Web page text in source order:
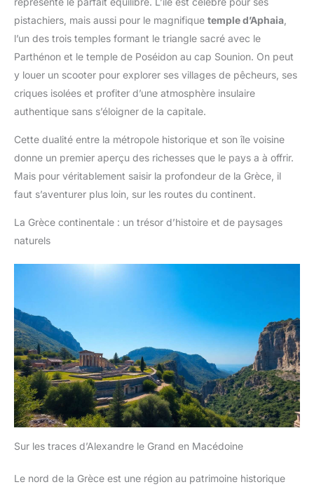
pistachiers, mais aussi pour le magnifique temple d’Aphaia
l’un des trois temples formant le triangle sacré avec le
Parthénon et le temple de Poséidon au cap Sounion. On peut
y louer un scooter pour explorer ses villages de pêcheurs, ses
criques isolées et profiter d’une atmosphère insulaire
authentique sans s’éloigner de la capitale.
Cette dualité entre la métropole historique et son île voisine
donne un premier aperçu des richesses que le pays a à offrir.
Mais pour véritablement saisir la profondeur de la Grèce, il
faut s’aventurer plus loin, sur les routes du continent.
La Grèce continentale : un trésor d’histoire et de paysages
naturels
Sur les traces d’Alexandre le Grand en Macédoine
Le nord de la Grèce est une région au patrimoine historique